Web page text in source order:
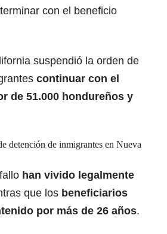
con el beneficio
suspendió la orden de
continuar con el
de 51.000 hondureños y
detención de inmigrantes en Nueva
han vivido legalmente
que los beneficiarios
por más de 26 años.